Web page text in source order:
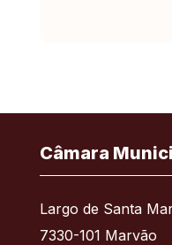
Câmara
Largo de Santa
7330-101 Marvão